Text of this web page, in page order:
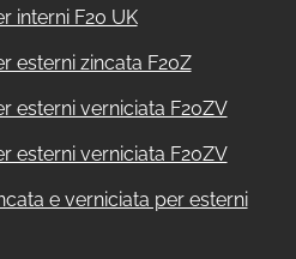
interni F20 UK
esterni zincata F20Z
esterni verniciata F20ZV
esterni verniciata F20ZV
e verniciata per esterni